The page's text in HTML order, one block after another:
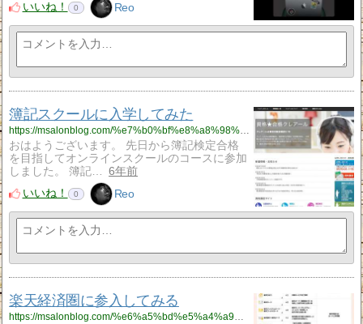
いいね！
0 Reo
簿記スクールに入学してみた
https://msalonblog.com/%e7%b0%bf%e8%a8%98%e3%82%b9%e3%82%af%e3%83%bc%e3%83%ab%e3%81%ab%e5%85%a5%e5%ad%a6%e3%81%97%e3%81%a6%e3%81%bf%e3%81%9f/891/
おはようございます。 先日から簿記検定合格
を目指してオンラインスクールのコースに参加
しました。 簿記…
6年前
いいね！
0 Reo
楽天経済圏に参入してみる
https://msalonblog.com/%e6%a5%bd%e5%a4%a9%e7%b5%8c%e6%b8%88%e5%9c%8f%e3%81%ab%e5%8f%82%e5%85%a5%e3%81%97%e3%81%a6%e3%81%bf%e3%82%8b/882/